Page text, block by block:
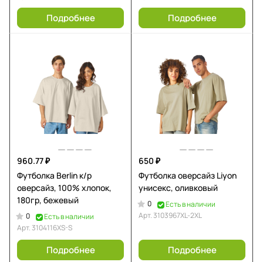
Подробнее Подробнее
960.77 ₽
Футболка Berlin к/р
оверсайз, 100% хлопок,
180гр, бежевый
0
Есть в наличии
Арт.3104116XS-S
Подробнее
650 ₽
Футболка оверсайз Liyon
унисекс, оливковый
0
Есть в наличии
Арт.3103967XL-2XL
Подробнее